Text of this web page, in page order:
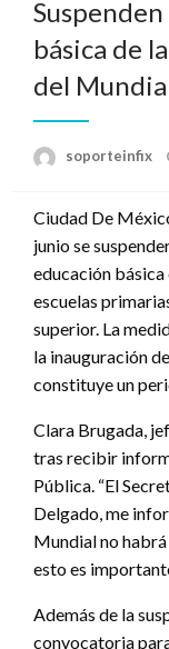
básica de
del
soporteinfix
Ciudad De
junio se
educación
escuelas
superior. La
la inauguración
constituye un
Clara Brugada,
tras recibir
Pública. “El
Delgado, me
Mundial no
esto es
Además de la
convocatoria